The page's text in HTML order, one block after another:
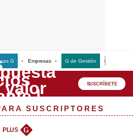
G Empresas G de Gestión
SUSCRÍBETE
SUSCRIPTORES
PLUS G